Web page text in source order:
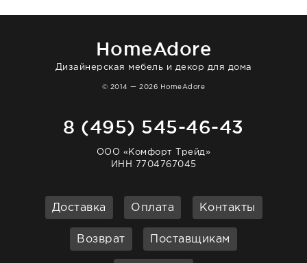
отвечает очень быстро. Взаимодействием
HomeAdore
Дизайнерская мебель и декор для дома
© 2014 — 2026 HomeAdore
8 (495) 545-46-43
ООО «Комфорт Трейд»
ИНН 7704767045
Доставка Оплата Контакты
Возврат Поставщикам